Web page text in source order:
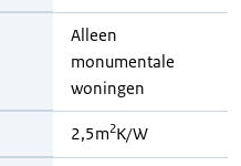
Alleen
monumentale
woningen
2,5m2K/W